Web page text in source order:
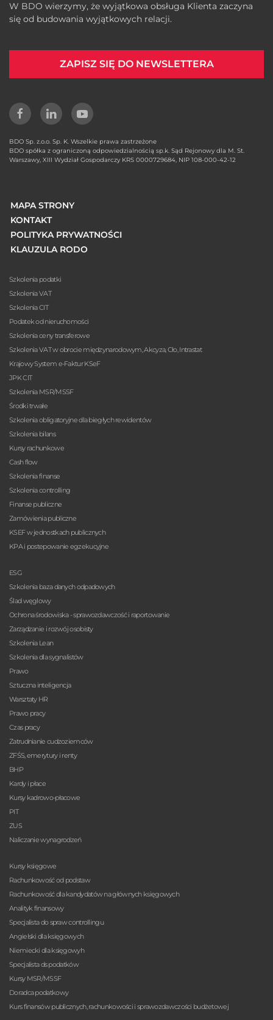
W BDO wierzymy, że wyjątkowa obsługa Klienta zaczyna
się od budowania wyjątkowych relacji.
ZAPISZ SIĘ DO NEWSLETTERA
BDO Sp. z.o.o. Sp. K. Wszelkie prawa zastrzeżone
BDO spółka z ograniczoną odpowiedzialnością sp.k. Sąd Rejonowy dla M. St.
Warszawy, XIII Wydział Gospodarczy KRS 0000729684, NIP 108-000-42-12
MAPA STRONY
KONTAKT
POLITYKA PRYWATNOŚCI
KLAUZULA RODO
Szkolenia podatki
Szkolenia VAT
Szkolenia CIT
Podatek od nieruchomości
Szkolenia ceny transferowe
Szkolenia VAT w obrocie międzynarodowym, Akcyza, Cło, Intrastat
Krajowy System e-Faktur KSeF
JPK CIT
Szkolenia MSR/MSSF
Środki trwałe
Szkolenia obligatoryjne dla biegłych rewidentów
Szkolenia bilans
Kursy rachunkowe
Cash flow
Szkolenia finanse
Szkolenia controlling
Finanse publiczne
Zamówienia publiczne
KSEF w jednostkach publicznych
KPA i postepowanie egzekucyjne
ESG
Szkolenia baza danych odpadowych
Ślad węglowy
Ochrona środowiska - sprawozdawczość i raportowanie
Zarządzanie i rozwój osobisty
Szkolenia Lean
Szkolenia dla sygnalistów
Prawo
Sztuczna inteligencja
Warsztaty HR
Prawo pracy
Czas pracy
Zatrudnianie cudzoziemców
ZFŚS, emerytury i renty
BHP
Kardy i płace
Kursy kadrowo-płacowe
PIT
ZUS
Naliczanie wynagrodzeń
Kursy księgowe
Rachunkowość od podstaw
Rachunkowość dla kandydatów na głównych księgowych
Analityk finansowy
Specjalista do spraw controllingu
Angielski dla księgowych
Niemiecki dla księgowyh
Specjalista ds podatków
Kursy MSR/MSSF
Doradca podatkowy
Kurs finansów publicznych, rachunkowości i sprawozdawczości budżetowej